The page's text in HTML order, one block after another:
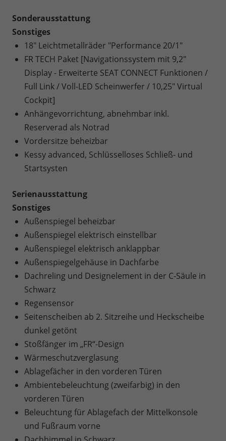
Sonderausstattung
Sonstiges
18" Leichtmetallräder "Performance 20/1"
FR TECH Paket [Navigationssystem mit 9,2"
Display - Erweiterte SEAT CONNECT Funktionen /
Full Link / Voll-LED Scheinwerfer / 10,25" Virtual
Cockpit]
Anhängevorrichtung, abnehmbar inkl.
Reserverad als Notrad
Vordersitze beheizbar
Kessy advanced, Schlüsselloses Schließ- und
Startsysten
Serienausstattung
Sonstiges
Außenspiegel beheizbar
Außenspiegel elektrisch einstellbar
Außenspiegel elektrisch anklappbar
Außenspiegelgehäuse in Dachfarbe
Dachreling und Designelement in der C-Säule in
Schwarz
Regensensor
Seitenscheiben ab 2. Sitzreihe und Heckscheibe
dunkel getönt
Stoßfänger im „FR“-Design
Wärmeschutzverglasung
Ablagefächer in den vorderen Türen
Ambientebeleuchtung (zweifarbig) in den
vorderen Türen
Beleuchtung für Ablagefach der Mittelkonsole
und Fußraum vorne